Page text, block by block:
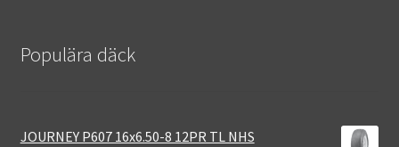
Populära däck
JOURNEY P607 16x6.50-8 12PR TL NHS